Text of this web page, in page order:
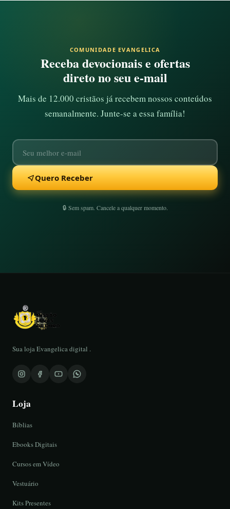
COMUNIDADE EVANGELICA
Receba devocionais e ofertas
direto no seu e-mail
Mais de 12.000 cristãos já recebem nossos conteúdos
semanalmente. Junte-se a essa família!
Quero Receber
🔒 Sem spam. Cancele a qualquer momento.
Sua loja Evangelica digital .
Loja
Bíblias
Ebooks Digitais
Cursos em Vídeo
Vestuário
Kits Presentes